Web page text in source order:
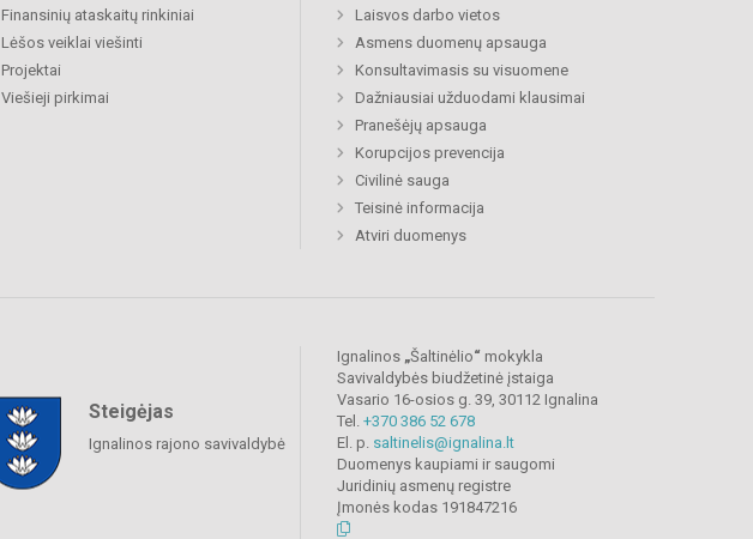
Finansinių ataskaitų rinkiniai
Lėšos veiklai viešinti
Projektai
Viešieji pirkimai
Laisvos darbo vietos
Asmens duomenų apsauga
Konsultavimasis su visuomene
Dažniausiai užduodami klausimai
Pranešėjų apsauga
Korupcijos prevencija
Civilinė sauga
Teisinė informacija
Atviri duomenys
Steigėjas
Ignalinos rajono savivaldybė
Ignalinos „Šaltinėlio“ mokykla
Savivaldybės biudžetinė įstaiga
Vasario 16-osios g. 39, 30112 Ignalina
Tel. +370 386 52 678
El. p. saltinelis@ignalina.lt
Duomenys kaupiami ir saugomi
Juridinių asmenų registre
Įmonės kodas 191847216